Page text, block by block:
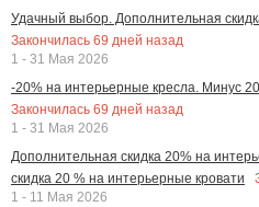
Удачный выбор. Дополнительная
Закончилась 69 дней назад
1 - 31 Мая 2026
-20% на интерьерные кресла. Минус
Закончилась 69 дней назад
1 - 31 Мая 2026
Дополнительная скидка 20% на
скидка 20 % на интерьерные кровати
1 - 11 Мая 2026